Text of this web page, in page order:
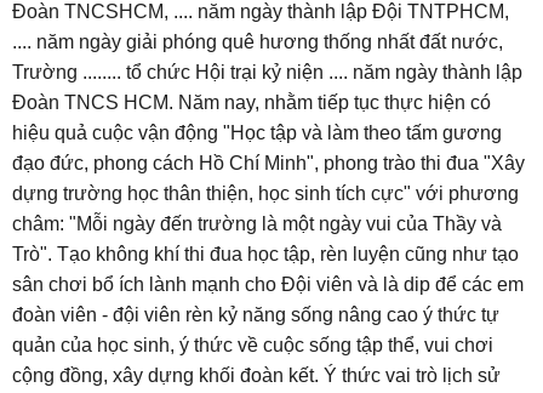
Đoàn TNCSHCM, .... năm ngày thành lập Đội TNTPHCM,
.... năm ngày giải phóng quê hương thống nhất đất nước,
Trường ........ tổ chức Hội trại kỷ niện .... năm ngày thành lập
Đoàn TNCS HCM. Năm nay, nhằm tiếp tục thực hiện có
hiệu quả cuộc vận động "Học tập và làm theo tấm gương
đạo đức, phong cách Hồ Chí Minh", phong trào thi đua "Xây
dựng trường học thân thiện, học sinh tích cực" với phương
châm: "Mỗi ngày đến trường là một ngày vui của Thầy và
Trò". Tạo không khí thi đua học tập, rèn luyện cũng như tạo
sân chơi bổ ích lành mạnh cho Đội viên và là dip để các em
đoàn viên - đội viên rèn kỷ năng sống nâng cao ý thức tự
quản của học sinh, ý thức về cuộc sống tập thể, vui chơi
cộng đồng, xây dựng khối đoàn kết. Ý thức vai trò lịch sử